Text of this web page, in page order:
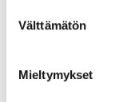
valinta
Välttämätön
Mieltymykset